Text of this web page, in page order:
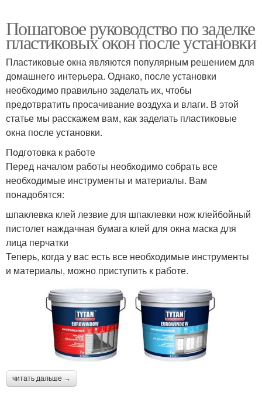
Пошаговое руководство по заделке
пластиковых окон после установки
Пластиковые окна являются популярным решением для
домашнего интерьера. Однако, после установки
необходимо правильно заделать их, чтобы
предотвратить просачивание воздуха и влаги. В этой
статье мы расскажем вам, как заделать пластиковые
окна после установки.
Подготовка к работе
Перед началом работы необходимо собрать все
необходимые инструменты и материалы. Вам
понадобятся:
шпаклевка клей лезвие для шпаклевки нож клейбойный
пистолет наждачная бумага клей для окна маска для
лица перчатки
Теперь, когда у вас есть все необходимые инструменты
и материалы, можно приступить к работе.
читать дальше →